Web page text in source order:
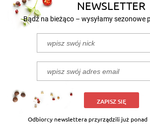
NEWSLETTER
Bądź na bieżąco – wysyłamy sezonowe
ZAPISZ SIĘ
Odbiorcy newslettera przyrządzili już ponad